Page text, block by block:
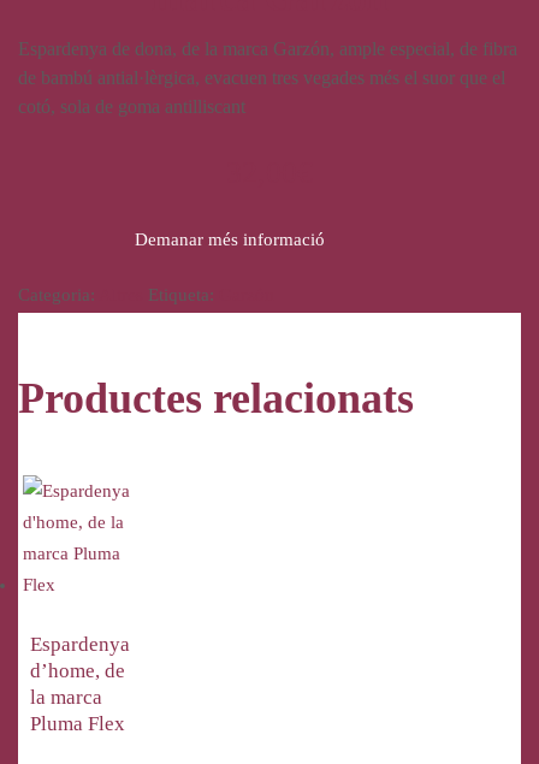
Espardenya de dona, de la marca Garzón, ample especial, de fibra
de bambú antial·lèrgica, evacuen tres vegades més el suor que el
cotó, sola de goma antilliscant
Demanar més informació
Categoria: Etiqueta:
Productes relacionats
Espardenya
d’home, de
la marca
Pluma Flex